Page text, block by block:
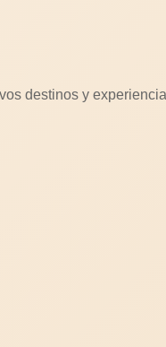
destinos y